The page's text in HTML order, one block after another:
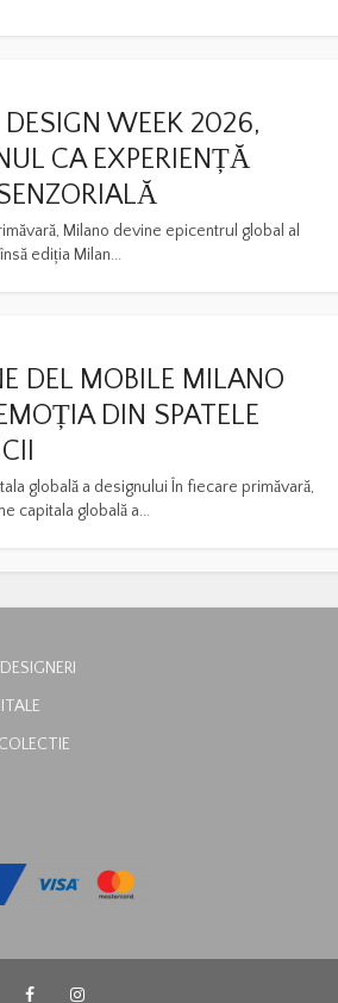
WEEK 2026,
CA EXPERIENȚĂ
Milano devine epicentrul global al
ediția Milan...
DEL MOBILE MILANO
DIN SPATELE
globală a designului În fiecare primăvară,
capitala globală a...